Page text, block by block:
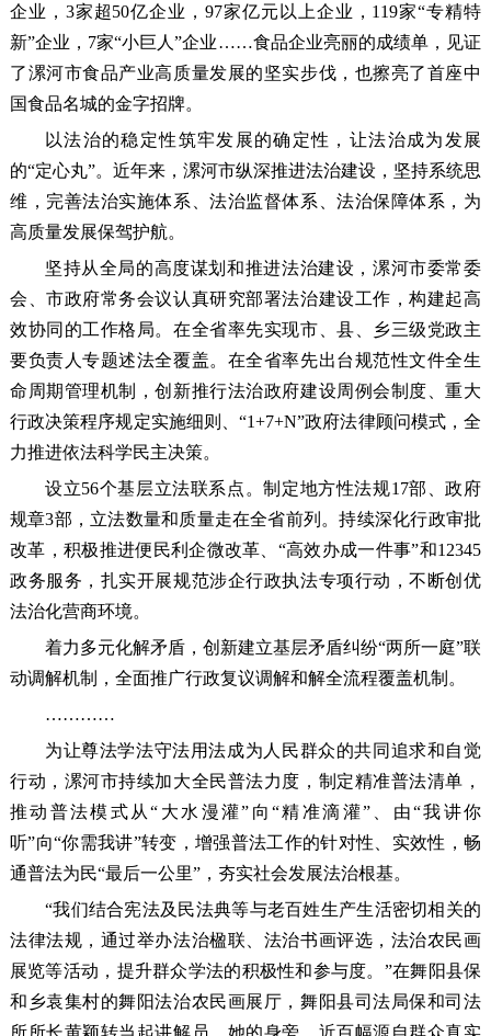
企业，3家超50亿企业，97家亿元以上企业，119家“专精特
新”企业，7家“小巨人”企业……食品企业亮丽的成绩单，见证
了漯河市食品产业高质量发展的坚实步伐，也擦亮了首座中
国食品名城的金字招牌。
以法治的稳定性筑牢发展的确定性，让法治成为发展
的“定心丸”。近年来，漯河市纵深推进法治建设，坚持系统思
维，完善法治实施体系、法治监督体系、法治保障体系，为
高质量发展保驾护航。
坚持从全局的高度谋划和推进法治建设，漯河市委常委
会、市政府常务会议认真研究部署法治建设工作，构建起高
效协同的工作格局。在全省率先实现市、县、乡三级党政主
要负责人专题述法全覆盖。在全省率先出台规范性文件全生
命周期管理机制，创新推行法治政府建设周例会制度、重大
行政决策程序规定实施细则、“1+7+N”政府法律顾问模式，全
力推进依法科学民主决策。
设立56个基层立法联系点。制定地方性法规17部、政府
规章3部，立法数量和质量走在全省前列。持续深化行政审批
改革，积极推进便民利企微改革、“高效办成一件事”和12345
政务服务，扎实开展规范涉企行政执法专项行动，不断创优
法治化营商环境。
着力多元化解矛盾，创新建立基层矛盾纠纷“两所一庭”联
动调解机制，全面推广行政复议调解和解全流程覆盖机制。
…………
为让尊法学法守法用法成为人民群众的共同追求和自觉
行动，漯河市持续加大全民普法力度，制定精准普法清单，
推动普法模式从“大水漫灌”向“精准滴灌”、由“我讲你
听”向“你需我讲”转变，增强普法工作的针对性、实效性，畅
通普法为民“最后一公里”，夯实社会发展法治根基。
“我们结合宪法及民法典等与老百姓生产生活密切相关的
法律法规，通过举办法治楹联、法治书画评选，法治农民画
展览等活动，提升群众学法的积极性和参与度。”在舞阳县保
和乡袁集村的舞阳法治农民画展厅，舞阳县司法局保和司法
所所长黄颖转当起讲解员。她的身旁，近百幅源自群众真实